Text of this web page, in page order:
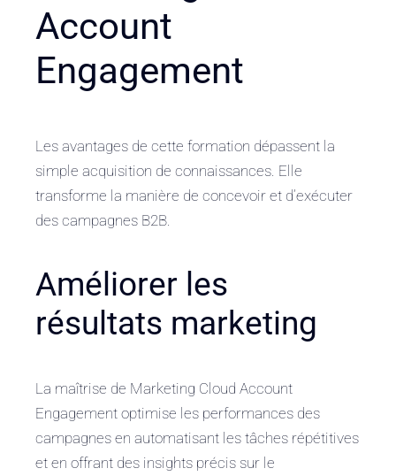
Account
Engagement
Les avantages de cette formation dépassent la
simple acquisition de connaissances. Elle
transforme la manière de concevoir et d’exécuter
des campagnes B2B.
Améliorer les
résultats marketing
La maîtrise de Marketing Cloud Account
Engagement optimise les performances des
campagnes en automatisant les tâches répétitives
et en offrant des insights précis sur le